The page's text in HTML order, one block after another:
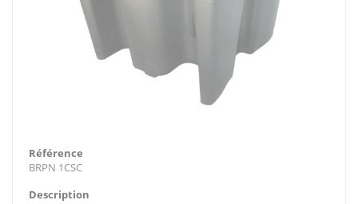
Référence
BRPN 1CSC
Description